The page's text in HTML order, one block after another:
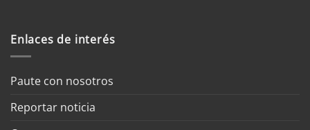
Enlaces de interés
Paute con nosotros
Reportar noticia